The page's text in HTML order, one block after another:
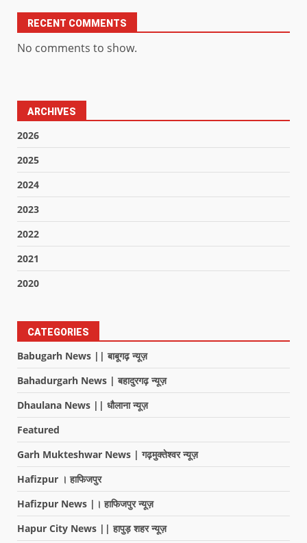
RECENT COMMENTS
No comments to show.
ARCHIVES
2026
2025
2024
2023
2022
2021
2020
CATEGORIES
Babugarh News || बाबूगढ़ न्यूज़
Bahadurgarh News | बहादुरगढ़ न्यूज़
Dhaulana News || धौलाना न्यूज़
Featured
Garh Mukteshwar News | गढ़मुक्तेश्वर न्यूज़
Hafizpur । हाफिजपुर
Hafizpur News |। हाफिजपुर न्यूज़
Hapur City News || हापुड़ शहर न्यूज़